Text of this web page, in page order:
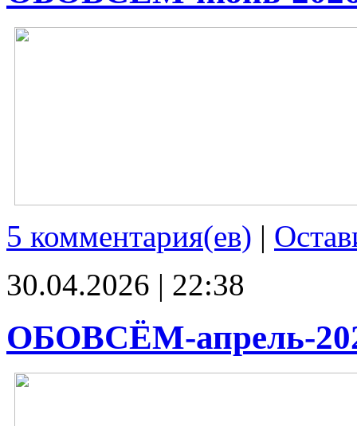
5 комментария(ев) |
30.04.2026 | 22:38
ОБОВСЁМ-апрель-